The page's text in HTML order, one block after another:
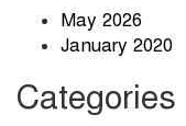
May 2026
January 2020
Categories